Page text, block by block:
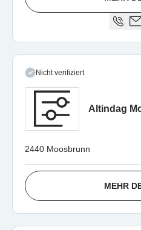
Nicht verifiziert
Altindag
2440 Moosbrunn
MEHR